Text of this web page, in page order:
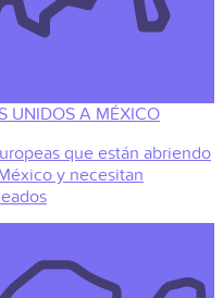
UNIDOS A MÉXICO
que están abriendo
y necesitan